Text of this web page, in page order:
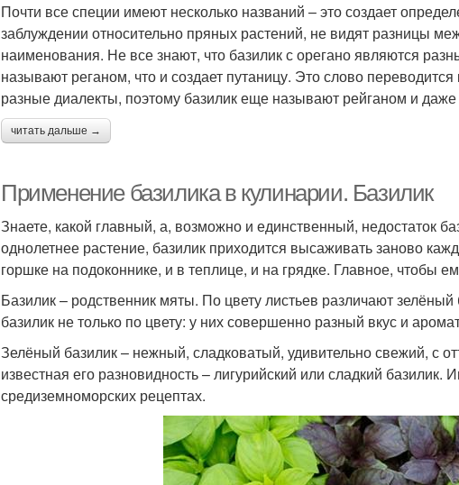
Почти все специи имеют несколько названий – это создает
заблуждении относительно пряных растений, не видят разницы
наименования. Не все знают, что базилик с орегано являются
называют реганом, что и создает путаницу. Это слово
разные диалекты, поэтому базилик еще называют рейганом и
читать дальше →
Применение базилика в кулинарии. Базилик
Знаете, какой главный, а, возможно и единственный, недостаток
однолетнее растение, базилик приходится высаживать заново
горшке на подоконнике, и в теплице, и на грядке. Главное, чтобы
Базилик – родственник мяты. По цвету листьев различают
базилик не только по цвету: у них совершенно разный вкус и
Зелёный базилик – нежный, сладковатый, удивительно свежий, с
известная его разновидность – лигурийский или сладкий
средиземноморских рецептах.